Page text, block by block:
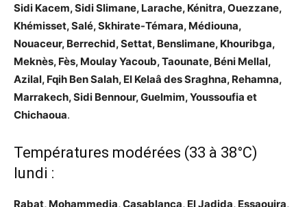
Sidi Kacem, Sidi Slimane, Larache, Kénitra, Ouezzane,
Khémisset, Salé, Skhirate-Témara, Médiouna,
Nouaceur, Berrechid, Settat, Benslimane, Khouribga,
Meknès, Fès, Moulay Yacoub, Taounate, Béni Mellal,
Azilal, Fqih Ben Salah, El Kelaâ des Sraghna, Rehamna,
Marrakech, Sidi Bennour, Guelmim, Youssoufia et
Chichaoua.
Températures modérées (33 à 38°C)
lundi :
Rabat, Mohammedia, Casablanca, El Jadida, Essaouira,